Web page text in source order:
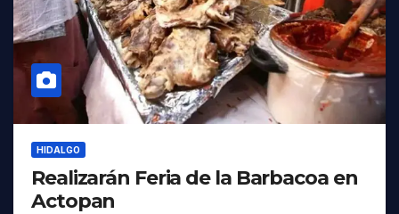
HIDALGO
Realizarán Feria de la Barbacoa en
Actopan